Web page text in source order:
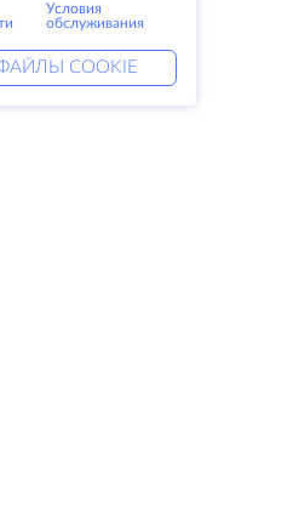
Условия
обслуживания
COOKIE